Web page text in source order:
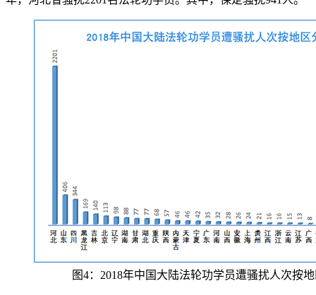
图4：2018年中国大陆法轮功学员遭骚扰人次按